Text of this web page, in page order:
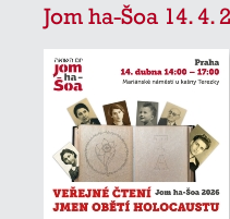
Jom ha-Šoa 14. 4.